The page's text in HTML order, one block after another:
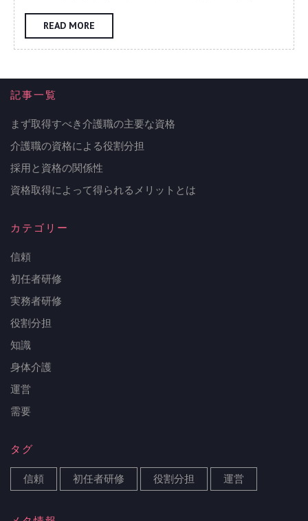
性
READ MORE
MORE
記事一覧
まず取得すべき介護職の主要な資格
介護職の資格による役割分担
採用と資格の関係性
資格取得によって得られるメリットとは
カテゴリー
信頼
初任者研修
実務者研修
役割分担
知識
身体介護
運営
需要
タグ
信頼 初任者研修 役割分担 運営